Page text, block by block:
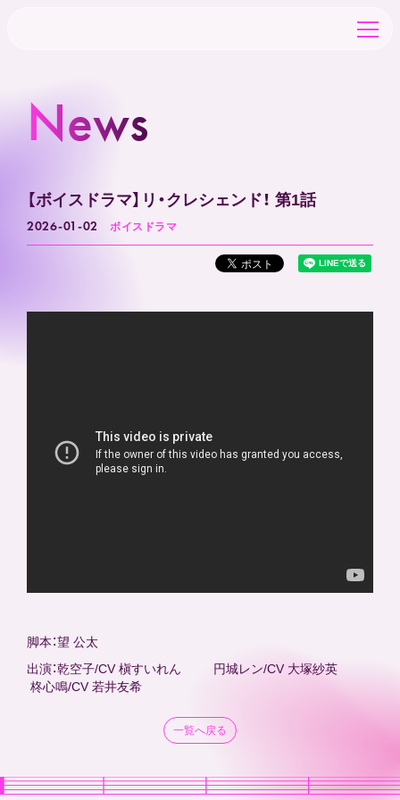
TOP
SCHEDULE
DISCOGRAPHY
FANCLUB
Official SNS
News
【ボイスドラマ】リ・クレシェンド！ 第1話
2026-01-02 ボイスドラマ
脚本：望 公太
出演：乾空子/CV 槇すいれん 円城レン/CV 大塚紗英
柊心鳴/CV 若井友希
一覧へ戻る